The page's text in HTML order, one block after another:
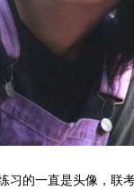
习的一直是头像，联